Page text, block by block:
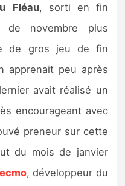
2
Fléau, sorti en fin
de novembre plus
de gros jeu de fin
apprenait peu après
avait réalisé un
encourageant avec
preneur sur cette
du mois de janvier
, développeur du